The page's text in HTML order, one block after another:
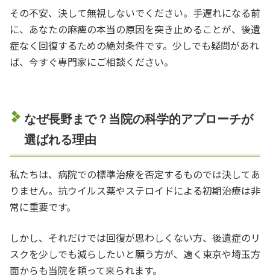
その不安、決して無視しないでください。手遅れになる前
に、あなたの麻痺の本当の原因を突き止めることが、後遺
症なく回復するための絶対条件です。少しでも疑問があれ
ば、今すぐ専門家にご相談ください。
なぜ長野まで？当院の科学的アプローチが
選ばれる理由
私たちは、病院での標準治療を否定するものでは決してあ
りません。抗ウイルス薬やステロイドによる初期治療は非
常に重要です。
しかし、それだけでは回復が思わしくない方、後遺症のリ
スクを少しでも減らしたいと願う方が、遠く東京や埼玉方
面からも当院を頼って来られます。